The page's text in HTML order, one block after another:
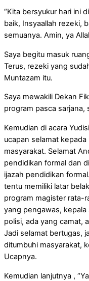
“Kita bersyukur hari ini
baik, Insyaallah rezeki,
semuanya. Amin, ya
Saya begitu masuk
Terus, rezeki yang
Muntazam itu.
Saya mewakili Dekan
program pasca sarjana,
Kemudian di acara
ucapan selamat kepada
masyarakat. Selamat
pendidikan formal dan
ijazah pendidikan
tentu memiliki latar
program magister rata-
yang pengawas,
polisi, ada yang camat,
Jadi selamat bertugas,
ditumbuhi masyarakat,
Ucapnya.
Kemudian lanjutnya ,